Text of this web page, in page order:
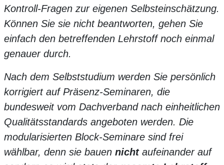
Kontroll-Fragen zur eigenen Selbsteinschätzung.
Können Sie sie nicht beantworten, gehen Sie
einfach den betreffenden Lehrstoff noch einmal
genauer durch.
Nach dem Selbststudium werden Sie persönlich
korrigiert auf Präsenz-Seminaren, die
bundesweit vom Dachverband nach einheitlichen
Qualitätsstandards angeboten werden. Die
modularisierten Block-Seminare sind frei
wählbar, denn sie bauen nichtaufeinander auf